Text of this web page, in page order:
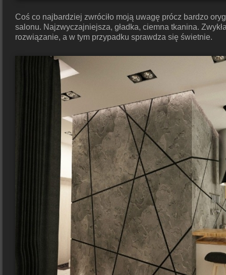
Coś co najbardziej zwróciło moją uwagę prócz bardzo
salonu. Najzwyczajniejsza, gładka, ciemna tkanina.
rozwiązanie, a w tym przypadku sprawdza się świetnie.